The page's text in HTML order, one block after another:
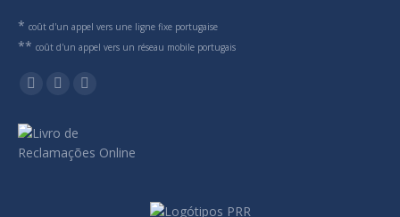
* coût d'un appel vers une ligne fixe portugaise
** coût d'un appel vers un réseau mobile portugais
Trouvez nous sur :
La
LinkedIn
s'ouvre
La
E-
mail
La
s'ouvre